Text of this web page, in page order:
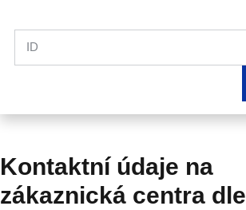
ID
Kontaktní údaje na
zákaznická centra dle